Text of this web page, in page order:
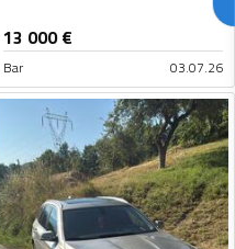
13 000€
Bar 03.07.26